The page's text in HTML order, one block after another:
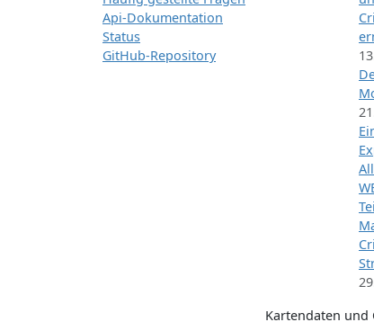
Api-Dokumentation
Status
GitHub-Repository
Kartendaten und